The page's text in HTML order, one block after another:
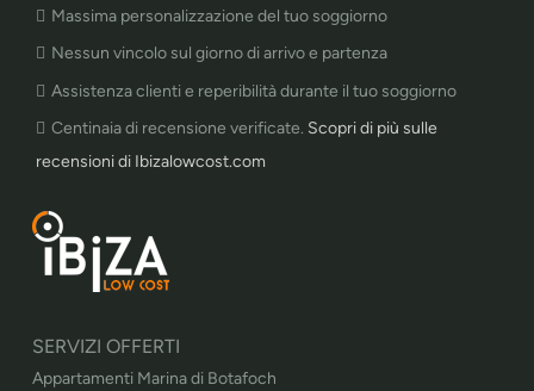
Massima personalizzazione del tuo soggiorno
Nessun vincolo sul giorno di arrivo e partenza
Assistenza clienti e reperibilità durante il tuo soggiorno
Centinaia di recensione verificate. Scopri di più sulle
recensioni di Ibizalowcost.com
SERVIZI OFFERTI
Appartamenti Marina di Botafoch